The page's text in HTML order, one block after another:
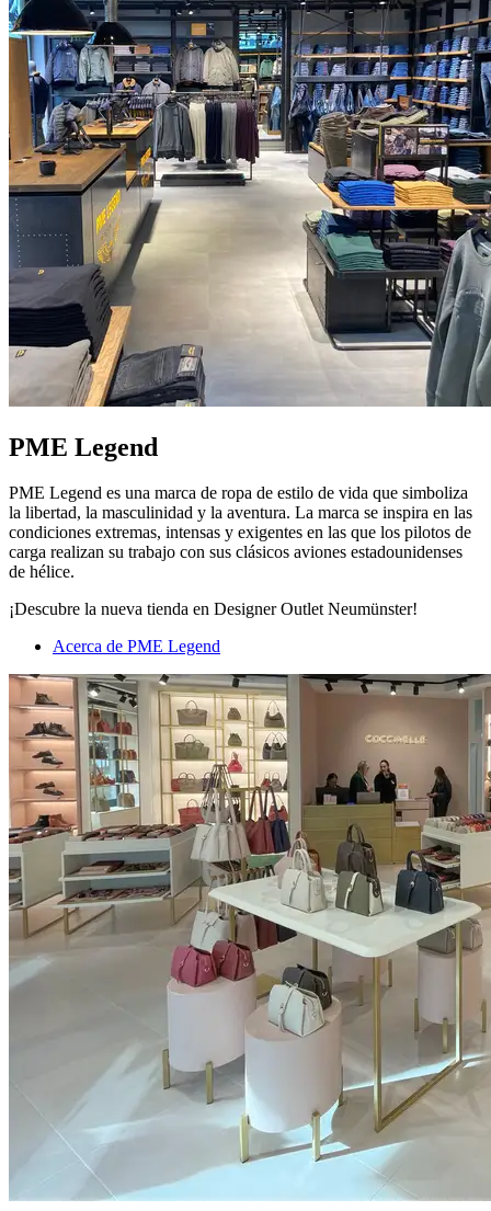
PME Legend
PME Legend es una marca de ropa de estilo de vida que simboliza
la libertad, la masculinidad y la aventura. La marca se inspira en las
condiciones extremas, intensas y exigentes en las que los pilotos de
carga realizan su trabajo con sus clásicos aviones estadounidenses
de hélice.
¡Descubre la nueva tienda en Designer Outlet Neumünster!
Acerca de PME Legend